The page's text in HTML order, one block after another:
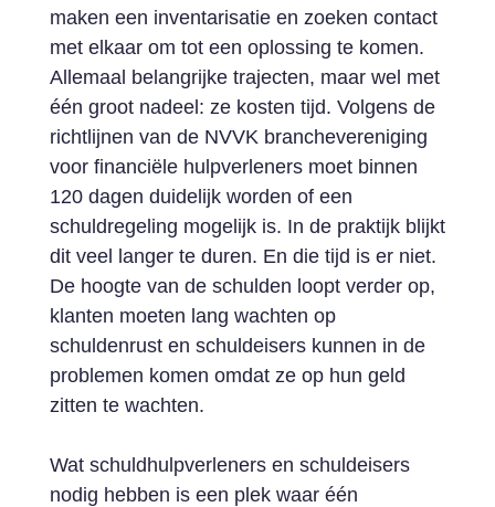
maken een inventarisatie en zoeken contact
met elkaar om tot een oplossing te komen.
Allemaal belangrijke trajecten, maar wel met
één groot nadeel: ze kosten tijd. Volgens de
richtlijnen van de NVVK branchevereniging
voor financiële hulpverleners moet binnen
120 dagen duidelijk worden of een
schuldregeling mogelijk is. In de praktijk blijkt
dit veel langer te duren. En die tijd is er niet.
De hoogte van de schulden loopt verder op,
klanten moeten lang wachten op
schuldenrust en schuldeisers kunnen in de
problemen komen omdat ze op hun geld
zitten te wachten.
Wat schuldhulpverleners en schuldeisers
nodig hebben is een plek waar één